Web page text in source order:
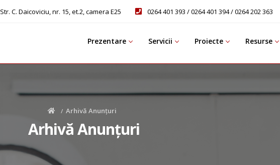
Str. C. Daicoviciu, nr. 15, et.2, camera E25 0264 401 393 / 0264 401 394 / 0264 202 363
Prezentare Servicii Proiecte Resurse
Arhivă Anunțuri
Arhivă Anunțuri